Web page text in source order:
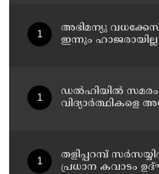
അഭിമന്യു
ഇന്നും
ഡൽഹിയിൽ
വിദ്യാർത്ഥികളെ
തളിപ്പറമ്പ്
പ്രധാന കവാടം